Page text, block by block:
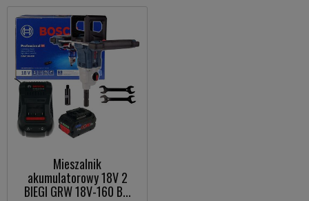
Mieszalnik
akumulatorowy 18V 2
BIEGI GRW 18V-160 B...